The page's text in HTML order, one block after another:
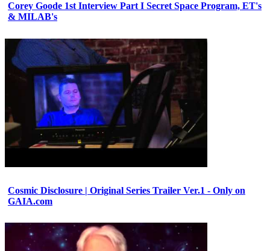
Corey Goode 1st Interview Part I Secret Space Program, ET's
& MILAB's
Cosmic Disclosure | Original Series Trailer Ver.1 - Only on
GAIA.com